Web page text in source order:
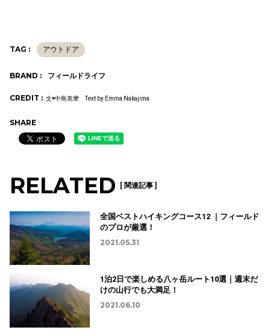
TAG : アウトドア
BRAND : フィールドライフ
CREDIT : 文◉中島英摩 Text by Emma Nakajima
SHARE
RELATED [ 関連記事 ]
全国ベストハイキングコース12 ｜フィールド
のプロが厳選！
2021.05.31
1泊2日で楽しめる八ヶ岳ルート10選｜週末だ
けの山行でも大満足！
2021.06.10